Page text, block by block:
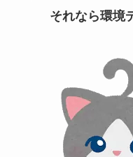
それなら環境